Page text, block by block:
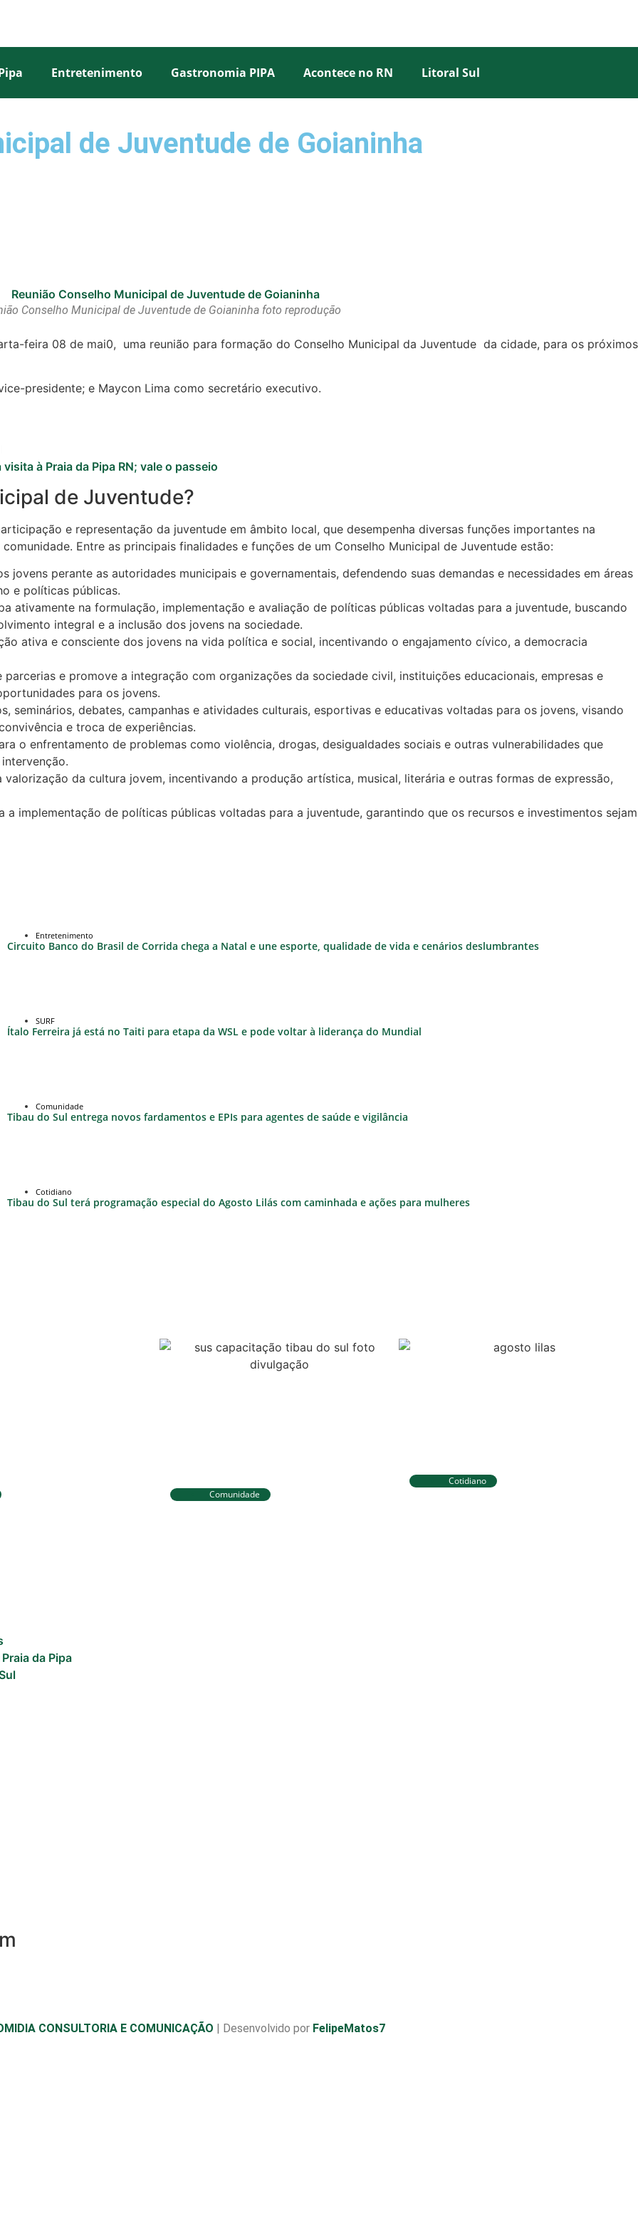
Entretenimento Gastronomia PIPA Acontece no RN Litoral Sul
de Juventude de Goianinha
Conselho Municipal de Juventude de Goianinha foto reprodução
feira 08 de mai0, uma reunião para formação do Conselho Municipal da Juventude da cidade, para os próximos
presidente; e Maycon Lima como secretário executivo.
à Praia da Pipa RN; vale o passeio
de Juventude?
e representação da juventude em âmbito local, que desempenha diversas funções importantes na
Entre as principais finalidades e funções de um Conselho Municipal de Juventude estão:
jovens perante as autoridades municipais e governamentais, defendendo suas demandas e necessidades em áreas
e políticas públicas.
ativamente na formulação, implementação e avaliação de políticas públicas voltadas para a juventude, buscando
integral e a inclusão dos jovens na sociedade.
ativa e consciente dos jovens na vida política e social, incentivando o engajamento cívico, a democracia
parcerias e promove a integração com organizações da sociedade civil, instituições educacionais, empresas e
para os jovens.
seminários, debates, campanhas e atividades culturais, esportivas e educativas voltadas para os jovens, visando
e troca de experiências.
o enfrentamento de problemas como violência, drogas, desigualdades sociais e outras vulnerabilidades que
valorização da cultura jovem, incentivando a produção artística, musical, literária e outras formas de expressão,
a implementação de políticas públicas voltadas para a juventude, garantindo que os recursos e investimentos sejam
Entretenimento
Circuito Banco do Brasil de Corrida chega a Natal e une esporte, qualidade de vida e cenários deslumbrantes
SURF
Ítalo Ferreira já está no Taiti para etapa da WSL e pode voltar à liderança do Mundial
Comunidade
Tibau do Sul entrega novos fardamentos e EPIs para agentes de saúde e vigilância
Cotidiano
Tibau do Sul terá programação especial do Agosto Lilás com caminhada e ações para mulheres
já está no Taiti
Comunidade
Tibau do Sul entrega novos
Cotidiano
Tibau do Sul terá programação
da Pipa
CONSULTORIA E COMUNICAÇÃO | Desenvolvido por FelipeMatos7